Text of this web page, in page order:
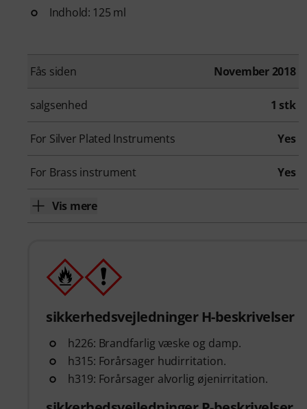
Indhold: 125 ml
Fås siden November 2018
salgsenhed 1 stk
For Silver Plated Instruments Yes
For Brass instrument Yes
Vis mere
sikkerhedsvejledninger H-beskrivelser
h226: Brandfarlig væske og damp.
h315: Forårsager hudirritation.
h319: Forårsager alvorlig øjenirritation.